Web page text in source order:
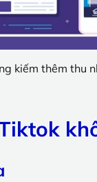
kiếm thêm thu